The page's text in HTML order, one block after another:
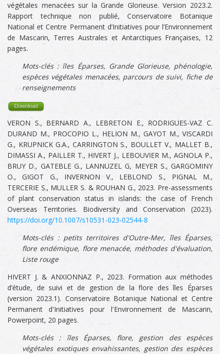
végétales menacées sur la Grande Glorieuse. Version 2023.2.
Rapport technique non publié, Conservatoire Botanique
National et Centre Permanent d’Initiatives pour l’Environnement
de Mascarin, Terres Australes et Antarctiques Françaises, 12
pages.
Mots-clés : îles Éparses, Grande Glorieuse, phénologie,
espèces végétales menacées, parcours de suivi, fiche de
renseignements
Download
VERON S., BERNARD A., LEBRETON E., RODRIGUES-VAZ C.
DURAND M., PROCOPIO L., HELION M., GAYOT M., VISCARDI
G., KRUPNICK G.A., CARRINGTON S., BOULLET V., MALLET B.,
DIMASSI A., PAILLER T., HIVERT J., LEBOUVIER M., AGNOLA P.,
BRUY D., GATEBLE G., LANNUZEL G, MEYER S., GARGOMINY
O., GIGOT G., INVERNON V., LEBLOND S., PIGNAL M.,
TERCERIE S., MULLER S. & ROUHAN G., 2023. Pre-assessments
of plant conservation status in islands: the case of French
Overseas Territories. Biodiversity and Conservation (2023).
https://doi.org/10.1007/s10531-023-02544-8
Mots-clés : petits territoires d'Outre-Mer, îles Éparses,
flore endémique, flore menacée, méthodes d'évaluation,
Liste rouge
HIVERT J. & ANXIONNAZ P., 2023. Formation aux méthodes
d’étude, de suivi et de gestion de la flore des îles Éparses
(version 2023.1). Conservatoire Botanique National et Centre
Permanent d'Initiatives pour l'Environnement de Mascarin,
Powerpoint, 20 pages.
Mots-clés : îles Éparses, flore, gestion des espèces
végétales exotiques envahissantes, gestion des espèces